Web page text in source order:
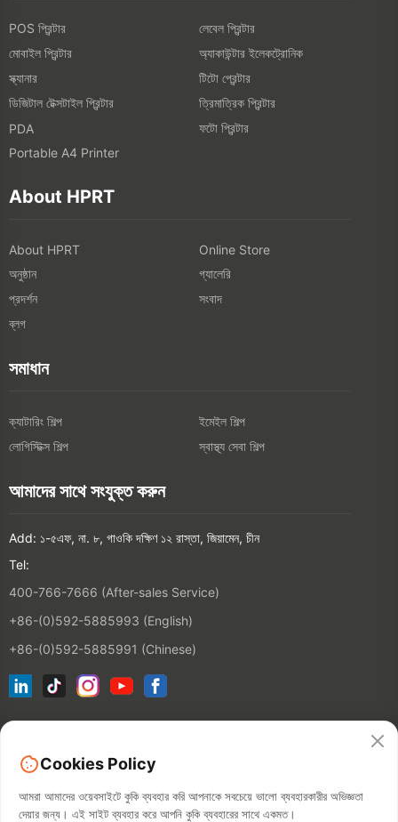
POS প্রিন্টার
লেবেল প্রিন্টার
মোবাইল প্রিন্টার
অ্যাকাউন্টার ইলেকট্রোনিক
স্ক্যানার
টিটো প্রেন্টার
ডিজিটাল টেক্সটাইল প্রিন্টার
ত্রিমাত্রিক প্রিন্টার
PDA
ফটো প্রিন্টার
Portable A4 Printer
About HPRT
About HPRT
Online Store
অনুষ্ঠান
গ্যালেরি
প্রদর্শন
সংবাদ
ব্লগ
সমাধান
ক্যাটারিং শিল্প
ইমেইল শিল্প
লোগিস্টিক্স শিল্প
স্বাস্থ্য সেবা শিল্প
আমাদের সাথে সংযুক্ত করুন
Add: ১-৫এফ, না. ৮, গাওকি দক্ষিণ ১২ রাস্তা, জিয়ামেন, চীন
Tel:
400-766-7666 (After-sales Service)
+86-(0)592-5885993 (English)
+86-(0)592-5885991 (Chinese)
Cookies Policy
আমরা আমাদের ওয়েবসাইটে কুকি ব্যবহার করি আপনাকে সবচেয়ে ভালো ব্যবহারকারীর অভিজ্ঞতা
দেয়ার জন্য। এই সাইট ব্যবহার করে আপনি কুকি ব্যবহারের সাথে একমত।